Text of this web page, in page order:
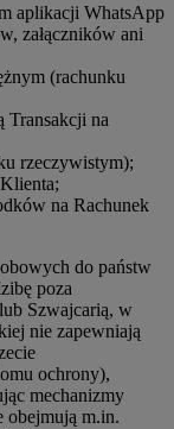
aplikacji WhatsApp
załączników ani
(rachunku
Transakcji na
rzeczywistym);
na Rachunek
do państw
poza
Szwajcarią, w
nie zapewniają
ochrony),
mechanizmy
obejmują m.in.